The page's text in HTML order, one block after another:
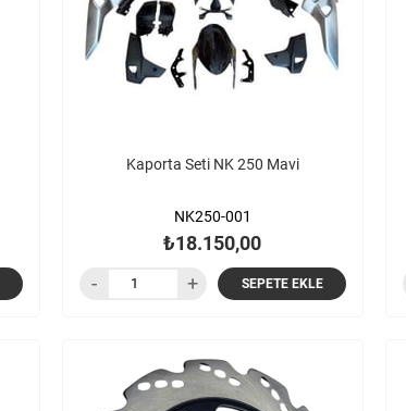
Kaporta Seti NK 250 Mavi
NK250-001
₺18.150,00
SEPETE EKLE